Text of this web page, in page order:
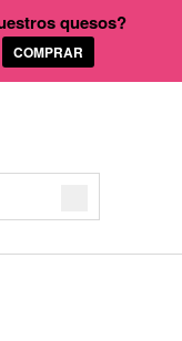
quesos?
COMPRAR